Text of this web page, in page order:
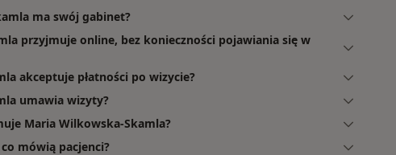
ma swój gabinet?
przyjmuje online, bez konieczności pojawiania się w
akceptuje płatności po wizycie?
umawia wizyty?
Maria Wilkowska-Skamla?
mówią pacjenci?